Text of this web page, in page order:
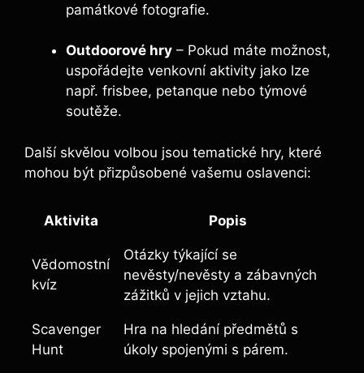
památkové fotografie.
Outdoorové hry – Pokud máte možnost,
uspořádejte venkovní aktivity jako lze
např. frisbee, petanque nebo týmové
soutěže.
Další skvělou volbou jsou tematické hry, které
mohou být přizpůsobené vašemu oslavenci:
Aktivita Popis
Vědomostní
kvíz
Otázky týkající se
nevěsty/nevěsty a zábavných
zážitků v jejich vztahu.
Scavenger
Hunt
Hra na hledání předmětů s
úkoly spojenými s párem.